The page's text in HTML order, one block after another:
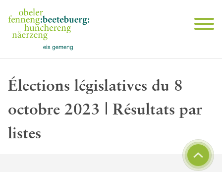
Élections législatives du 8
octobre 2023 | Résultats par
listes